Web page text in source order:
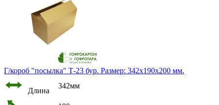
Г/короб "посылка" Т-23 бур. Размер: 342х190х200 мм.
Длина
342мм